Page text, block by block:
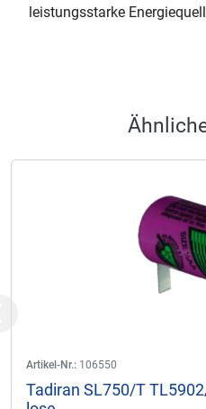
leistungsstarke
Artikel-Nr.: 106550
Tadiran SL750/T